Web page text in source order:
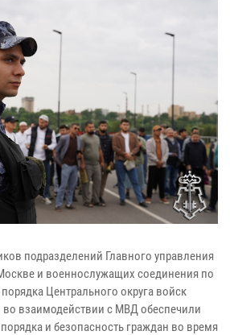
подразделений Главного управления
и военнослужащих соединения по
Центрального округа войск
взаимодействии с МВД обеспечили
и безопасность граждан во время